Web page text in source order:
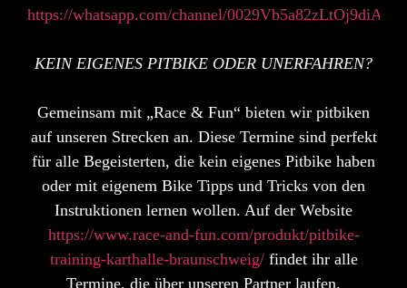
https://whatsapp.com/channel/
KEIN EIGENES PITBIKE ODER UNERFAHREN?
Gemeinsam mit „Race & Fun“ bieten wir pitbiken
auf unseren Strecken an. Diese Termine sind perfekt
für alle Begeisterten, die kein eigenes Pitbike haben
oder mit eigenem Bike Tipps und Tricks von den
Instruktionen lernen wollen. Auf der Website
https://www.race-and-fun.com/produkt/pitbike-
training-karthalle-braunschweig/findet ihr alle
Termine, die über unseren Partner laufen.